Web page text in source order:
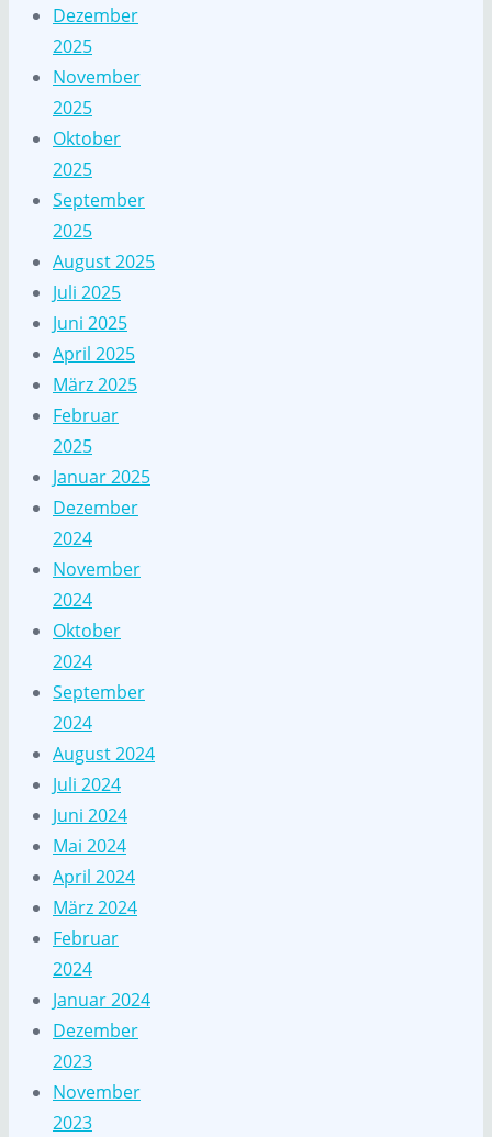
Dezember
2025
November
2025
Oktober
2025
September
2025
August 2025
Juli 2025
Juni 2025
April 2025
März 2025
Februar
2025
Januar 2025
Dezember
2024
November
2024
Oktober
2024
September
2024
August 2024
Juli 2024
Juni 2024
Mai 2024
April 2024
März 2024
Februar
2024
Januar 2024
Dezember
2023
November
2023